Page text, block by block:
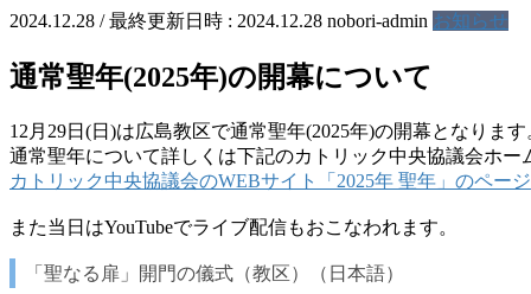
2024.12.28 / 最終更新日時 : 2024.12.28 nobori-admin お知らせ
通常聖年(2025年)の開幕について
12月29日(日)は広島教区で通常聖年(2025年)の開幕となります
通常聖年について詳しくは下記のカトリック中央協議会ホー
カトリック中央協議会のWEBサイト「2025年 聖年」のページ
また当日はYouTubeでライブ配信もおこなわれます。
「聖なる扉」開門の儀式（教区）（日本語）